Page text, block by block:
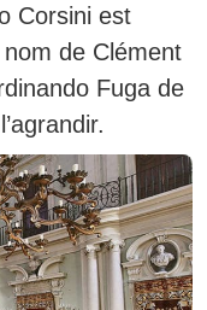
Corsini est
de Clément
Fuga de